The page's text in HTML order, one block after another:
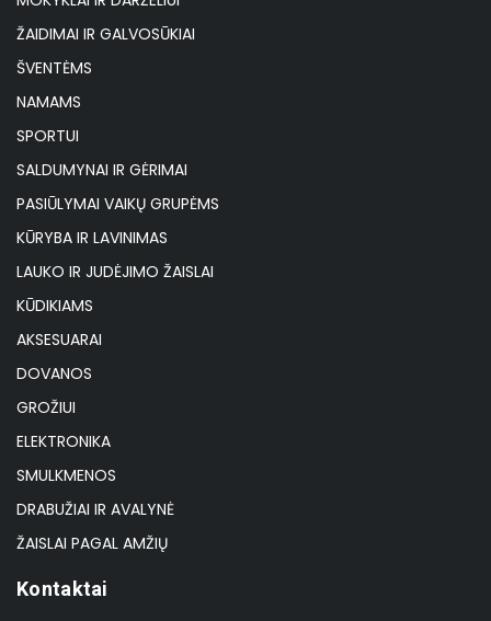
ŽAIDIMAI IR GALVOSŪKIAI
ŠVENTĖMS
NAMAMS
SPORTUI
SALDUMYNAI IR GĖRIMAI
PASIŪLYMAI VAIKŲ GRUPĖMS
KŪRYBA IR LAVINIMAS
LAUKO IR JUDĖJIMO ŽAISLAI
KŪDIKIAMS
AKSESUARAI
DOVANOS
GROŽIUI
ELEKTRONIKA
SMULKMENOS
DRABUŽIAI IR AVALYNĖ
ŽAISLAI PAGAL AMŽIŲ
Kontaktai